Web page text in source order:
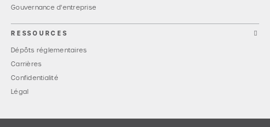
Gouvernance d'entreprise
RESSOURCES
Dépôts réglementaires
Carrières
Confidentialité
Légal